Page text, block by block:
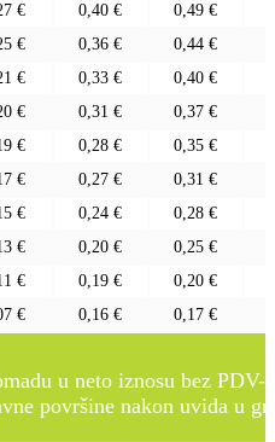
€ 0,40 € 0,49 €
€ 0,36 € 0,44 €
€ 0,33 € 0,40 €
€ 0,31 € 0,37 €
€ 0,28 € 0,35 €
€ 0,27 € 0,31 €
€ 0,24 € 0,28 €
€ 0,20 € 0,25 €
€ 0,19 € 0,20 €
€ 0,16 € 0,17 €
u neto iznosu bez PDV-
površine nakon uvida u